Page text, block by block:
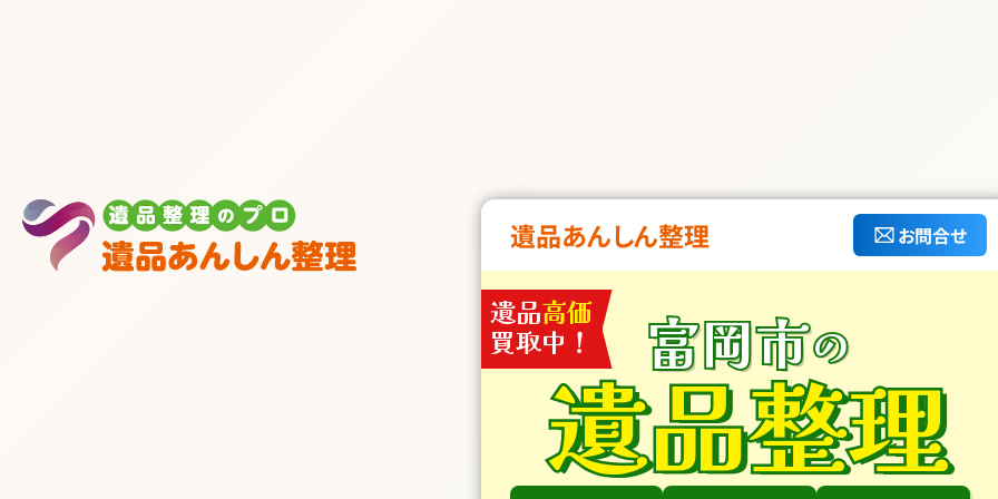
遺品あんしん整理 お問合せ
富岡市の
遺品整理
遺品高価
買取中！